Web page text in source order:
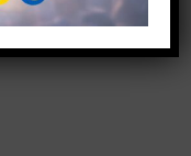
apuesta en los
a raíz de la